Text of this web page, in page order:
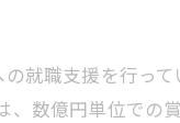
就職支援を行っ
数億円単位で